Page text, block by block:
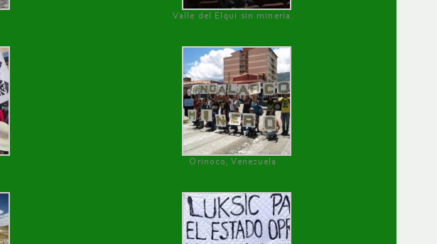
Valle del Elqui sin minería.
Orinoco, Venezuela